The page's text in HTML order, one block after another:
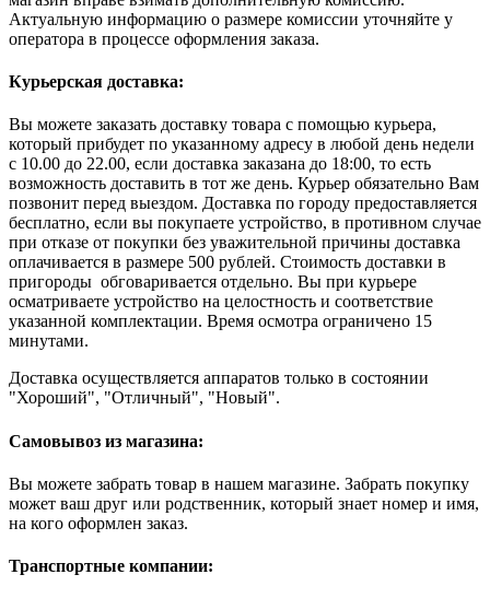
Актуальную информацию о размере комиссии уточняйте у
оператора в процессе оформления заказа.
Курьерская доставка:
Вы можете заказать доставку товара с помощью курьера,
который прибудет по указанному адресу в любой день недели
с 10.00 до 22.00, если доставка заказана до 18:00, то есть
возможность доставить в тот же день. Курьер обязательно Вам
позвонит перед выездом. Доставка по городу предоставляется
бесплатно, если вы покупаете устройство, в противном случае
при отказе от покупки без уважительной причины доставка
оплачивается в размере 500 рублей. Стоимость доставки в
пригороды обговаривается отдельно. Вы при курьере
осматриваете устройство на целостность и соответствие
указанной комплектации. Время осмотра ограничено 15
минутами.
Доставка осуществляется аппаратов только в состоянии
"Хороший", "Отличный", "Новый".
Самовывоз из магазина:
Вы можете забрать товар в нашем магазине. Забрать покупку
может ваш друг или родственник, который знает номер и имя,
на кого оформлен заказ.
Транспортные компании: